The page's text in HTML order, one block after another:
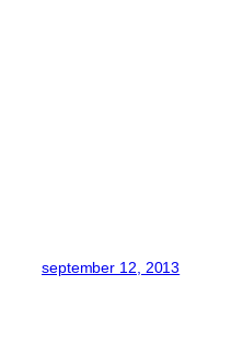
september 12, 2013